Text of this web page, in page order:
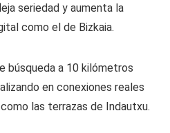
seriedad y aumenta la
como el de Bizkaia.
búsqueda a 10 kilómetros
en conexiones reales
las terrazas de Indautxu.